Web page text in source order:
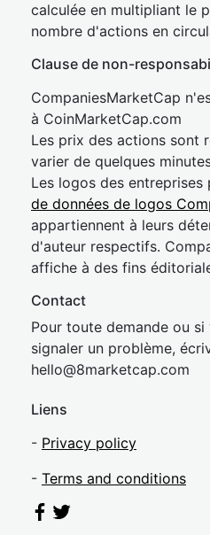
calculée en multipliant le
nombre d'actions en
Clause de non-
CompaniesMarketCap
à CoinMarketCap.com
Les prix des actions sont
varier de quelques
Les logos des entreprises
de données de logos
appartiennent à leurs
d'auteur respectifs.
affiche à des fins
Contact
Pour toute demande ou si
signaler un problème,
hello@8marketcap.com
Liens
- Privacy policy
- Terms and conditions